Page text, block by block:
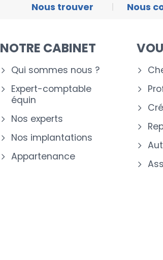
Nous trouver Nous
NOTRE CABINET
Qui sommes nous ?
Expert-comptable
équin
Nos experts
Nos implantations
Appartenance